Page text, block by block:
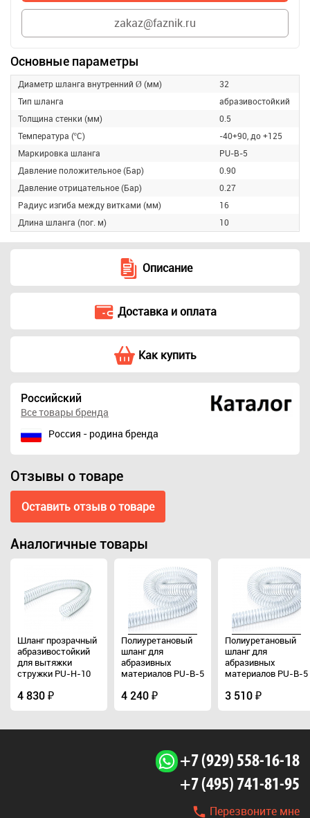
zakaz@faznik.ru
Основные параметры
Диаметр шланга внутренний Ø (мм)
32
Тип шланга
абразивостойкий
Толщина стенки (мм)
0.5
Температура (ºС)
-40+90, до +125
Маркировка шланга
PU-B-5
Давление положительное (Бар)
0.90
Давление отрицательное (Бар)
0.27
Радиус изгиба между витками (мм)
16
Длина шланга (пог. м)
10
Описание
Доставка и оплата
Как купить
Российский
Все товары бренда
Россия - родина бренда
Отзывы о товаре
Оставить отзыв о товаре
Аналогичные товары
Шланг прозрачный
абразивостойкий
для вытяжки
стружки PU-H-10
L10м)
4 830 ₽
Полиуретановый
шланг для
абразивных
материалов PU-B-5
L10м)
4 240 ₽
Полиуретановый
шланг для
абразивных
материалов PU-B-5
L10м)
3 510 ₽
+7 (929) 558-16-18
+7 (495) 741-81-95
Перезвоните мне